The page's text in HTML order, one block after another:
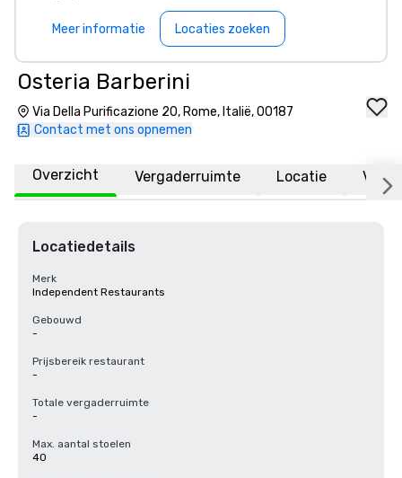
Meer informatie Locaties zoeken
Osteria Barberini
Via Della Purificazione 20, Rome, Italië, 00187
Contact met ons opnemen
Overzicht Vergaderruimte Locatie
Locatiedetails
Merk
Independent Restaurants
Gebouwd
-
Prijsbereik restaurant
-
Totale vergaderruimte
-
Max. aantal stoelen
40